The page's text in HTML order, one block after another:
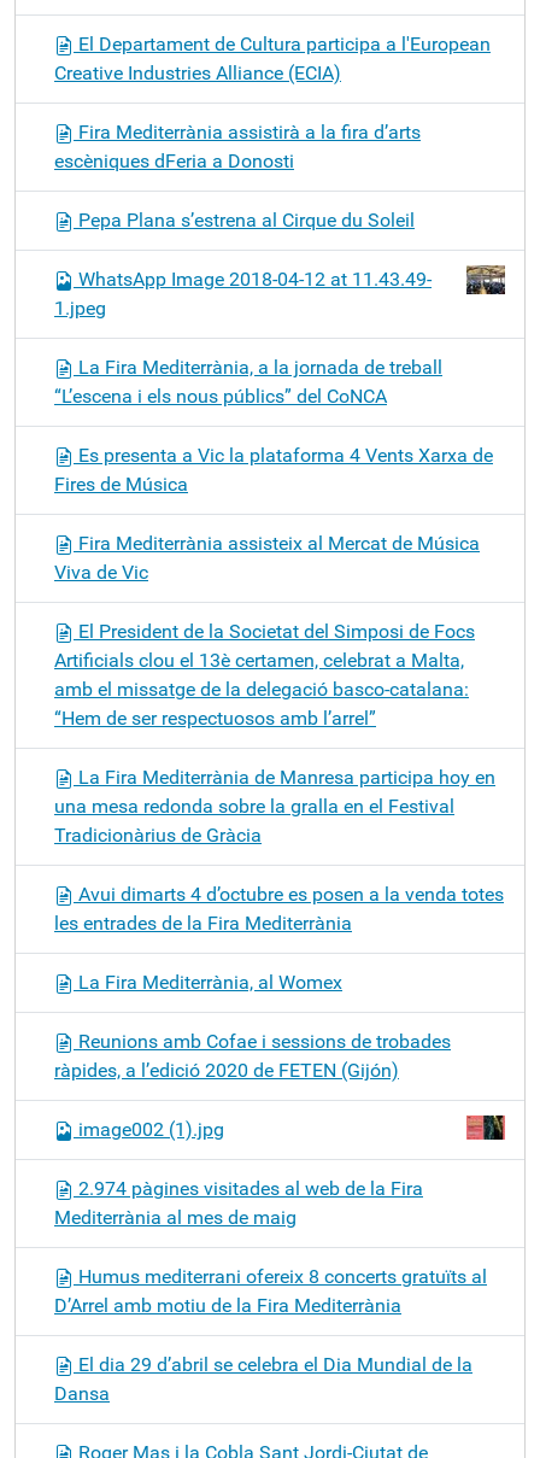
El Departament de Cultura participa a l'European
Creative Industries Alliance (ECIA)
Fira Mediterrània assistirà a la fira d’arts
escèniques dFeria a Donosti
Pepa Plana s’estrena al Cirque du Soleil
WhatsApp Image 2018-04-12 at 11.43.49-
1.jpeg
La Fira Mediterrània, a la jornada de treball
“L’escena i els nous públics” del CoNCA
Es presenta a Vic la plataforma 4 Vents Xarxa de
Fires de Música
Fira Mediterrània assisteix al Mercat de Música
Viva de Vic
El President de la Societat del Simposi de Focs
Artificials clou el 13è certamen, celebrat a Malta,
amb el missatge de la delegació basco-catalana:
“Hem de ser respectuosos amb l’arrel”
La Fira Mediterrània de Manresa participa hoy en
una mesa redonda sobre la gralla en el Festival
Tradicionàrius de Gràcia
Avui dimarts 4 d’octubre es posen a la venda totes
les entrades de la Fira Mediterrània
La Fira Mediterrània, al Womex
Reunions amb Cofae i sessions de trobades
ràpides, a l’edició 2020 de FETEN (Gijón)
image002 (1).jpg
2.974 pàgines visitades al web de la Fira
Mediterrània al mes de maig
Humus mediterrani ofereix 8 concerts gratuïts al
D’Arrel amb motiu de la Fira Mediterrània
El dia 29 d’abril se celebra el Dia Mundial de la
Dansa
Roger Mas i la Cobla Sant Jordi-Ciutat de